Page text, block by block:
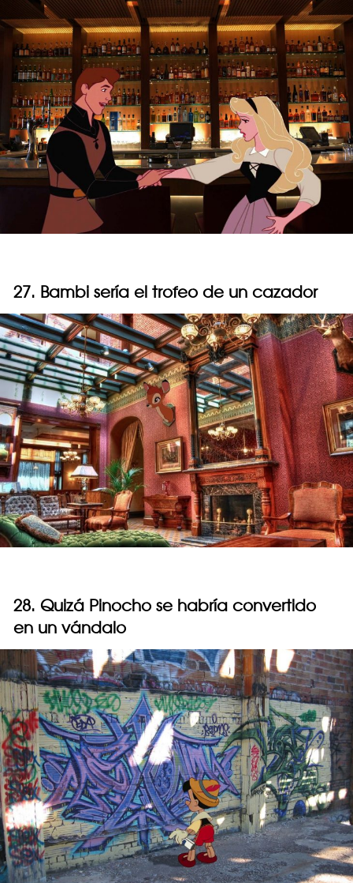
27. Bambi sería el trofeo de un cazador
28. Quizá Pinocho se habría convertido
en un vándalo